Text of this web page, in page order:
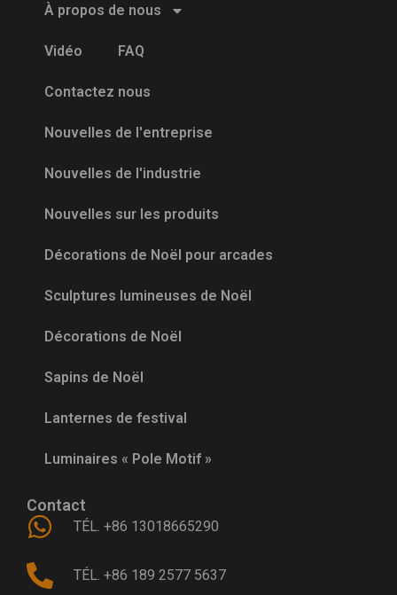
À propos de nous
Vidéo FAQ
Contactez nous
Nouvelles de l'entreprise
Nouvelles de l'industrie
Nouvelles sur les produits
Décorations de Noël pour arcades
Sculptures lumineuses de Noël
Décorations de Noël
Sapins de Noël
Lanternes de festival
Luminaires « Pole Motif »
Contact
TÉL. +86 13018665290
TÉL. +86 189 2577 5637